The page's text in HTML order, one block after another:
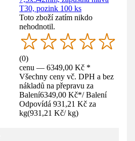
T30, pozink 100 ks
Toto zboží zatím nikdo
nehodnotil.
(0)
cenu — 6349,00 Kč *
Všechny ceny vč. DPH a bez
nákladů na přepravu za
Balení6349,00 Kč*/ Balení
Odpovídá 931,21 Kč za
kg(931,21 Kč/ kg)